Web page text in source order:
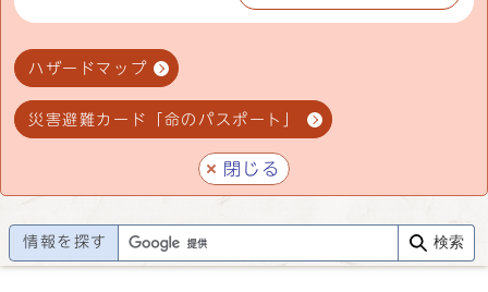
ハザードマップ
災害避難カード「命のパスポート」
閉じる
情報を探す 検索